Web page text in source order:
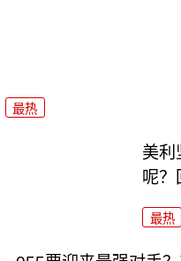
最热
美利
呢？
最热